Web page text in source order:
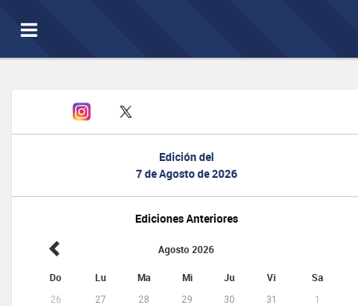
Toggle
navigation
Edición del
7 de Agosto de 2026
Ediciones Anteriores
Agosto 2026
Do Lu Ma Mi Ju Vi Sa
26 27 28 29 30 31
1